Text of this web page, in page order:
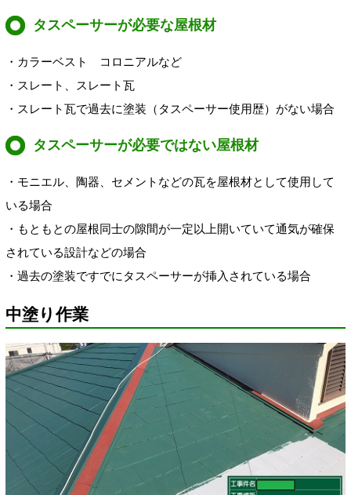
タスペーサーが必要な屋根材
・カラーベスト
コロニアルなど
・スレート、スレート瓦
・スレート瓦で過去に塗装（タスペーサー使用歴） がない場合
タスペーサーが必要ではない屋根材
・モニエル、陶器、セメントなどの瓦を屋根材として使用して
いる場合
・もともとの屋根同士の隙間が一定以上開いていて通気が確保
されている設計などの場合
・過去の塗装ですでにタスペーサーが挿入されている場合
中塗り作業